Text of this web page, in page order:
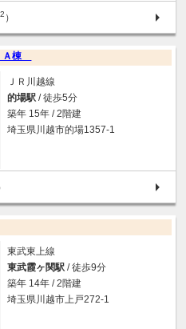
2 ）
Ａ棟
ＪＲ川越線
的場駅 / 徒歩5分
築年 15年 / 2階建
埼玉県川越市的場1357-1
東武東上線
東武霞ヶ関駅 / 徒歩9分
築年 14年 / 2階建
埼玉県川越市上戸272-1